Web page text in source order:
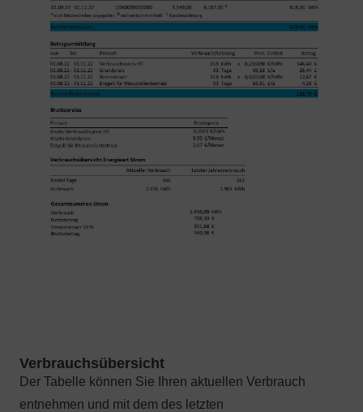
Der Tabelle können Sie Ihren aktuellen Verbrauch
entnehmen und mit dem des letzten